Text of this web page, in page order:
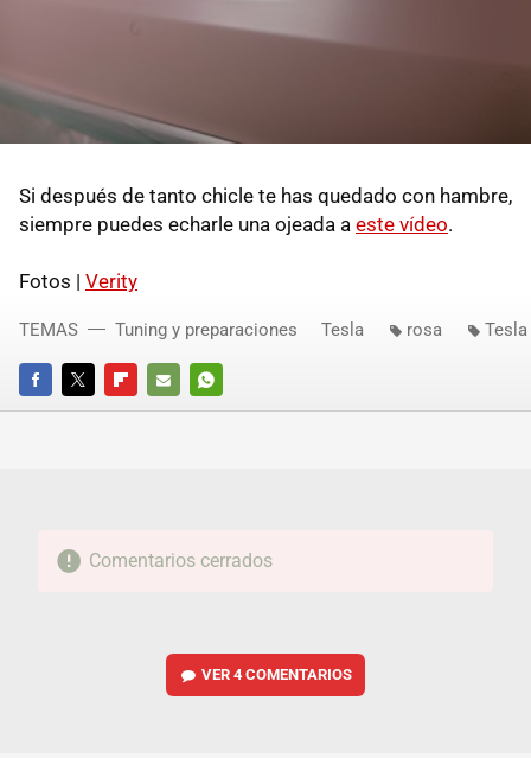
Si después de tanto chicle te has quedado con hambre,
siempre puedes echarle una ojeada a este vídeo.
Fotos | Verity
FACEBOOKTWITTERFLIPBOARD
E-
WHATSAPP
TEMAS Tuning y preparaciones Tesla rosa
Comentarios cerrados
VER4 COMENTARIOS